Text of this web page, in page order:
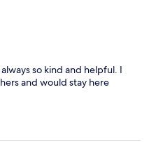
so kind and helpful. I
and would stay here